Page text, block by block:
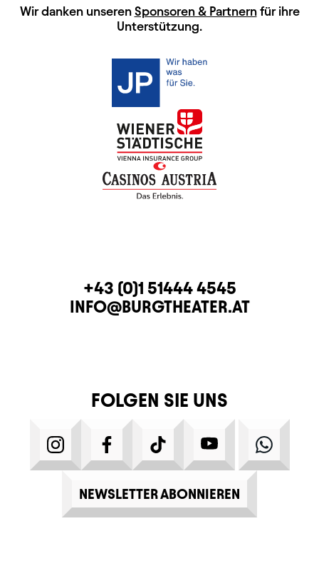
HAUPTSPONSOREN
Wir danken unseren Sponsoren & Partnernfür ihre
Unterstützung.
KONTAKTTELEFON
+43 (0)1 51444 4545
E-MAIL
INFO@BURGTHEATER.AT
FOLGEN SIE UNS
INSTAGRAMFACEBOOKTIKTOK YOUTUBE
NEWSLETTER ABONNIEREN